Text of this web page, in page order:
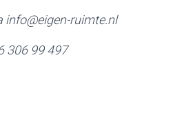
info@eigen-ruimte.nl
306 99 497